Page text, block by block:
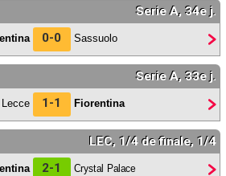
Serie A, 34e j.
0-0 Sassuolo
Serie A, 33e j.
Lecce 1-1 Fiorentina
LEC, 1/4 de finale, 1/4
2-1 Crystal Palace